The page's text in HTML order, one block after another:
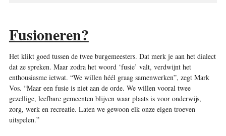
Fusioneren?
Het klikt goed tussen de twee burgemeesters. Dat merk je aan het dialect
dat ze spreken. Maar zodra het woord ‘fusie’ valt, verdwijnt het
enthousiasme ietwat. “We willen héél graag samenwerken”, zegt Mark
Vos. “Maar een fusie is niet aan de orde. We willen vooral twee
gezellige, leefbare gemeenten blijven waar plaats is voor onderwijs,
zorg, werk en recreatie. Laten we gewoon elk onze eigen troeven
uitspelen.”